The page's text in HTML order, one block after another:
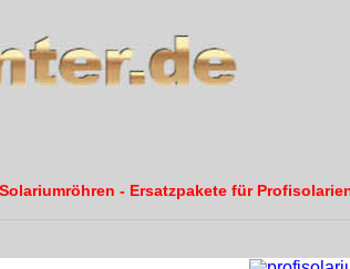
- Ersatzpakete für